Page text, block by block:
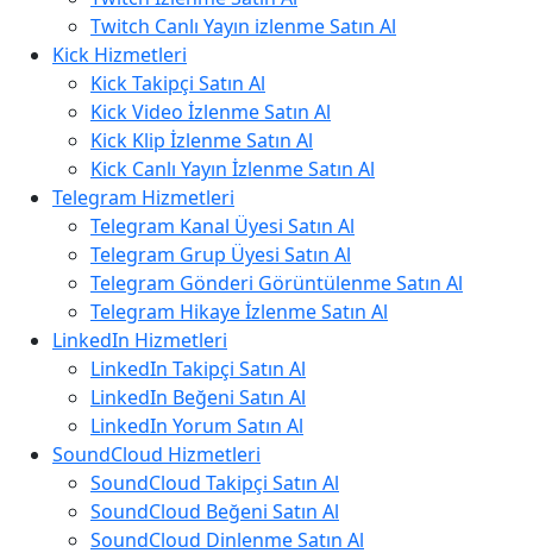
Twitch Canlı Yayın izlenme Satın Al
Kick Hizmetleri
Kick Takipçi Satın Al
Kick Video İzlenme Satın Al
Kick Klip İzlenme Satın Al
Kick Canlı Yayın İzlenme Satın Al
Telegram Hizmetleri
Telegram Kanal Üyesi Satın Al
Telegram Grup Üyesi Satın Al
Telegram Gönderi Görüntülenme Satın Al
Telegram Hikaye İzlenme Satın Al
LinkedIn Hizmetleri
LinkedIn Takipçi Satın Al
LinkedIn Beğeni Satın Al
LinkedIn Yorum Satın Al
SoundCloud Hizmetleri
SoundCloud Takipçi Satın Al
SoundCloud Beğeni Satın Al
SoundCloud Dinlenme Satın Al